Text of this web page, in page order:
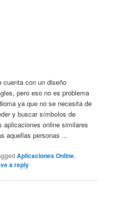
cuenta con un diseño
pero eso no es problema
ya que no se necesita de
y buscar símbolos de
aplicaciones online similares
aquellas personas ...
Aplicaciones Online,
a reply